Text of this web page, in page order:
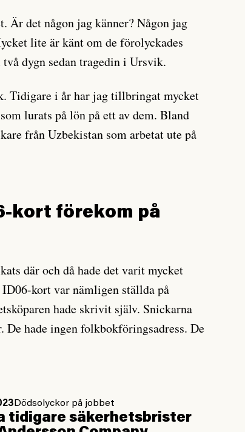
Är det någon jag känner? Någon jag
lite är känt om de förolyckades
dygn sedan tragedin i Ursvik.
Tidigare i år har jag tillbringat mycket
lurats på lön på ett av dem. Bland
från Uzbekistan som arbetat ute på
kort förekom på
där och då hade det varit mycket
kort var nämligen ställda på
hade skrivit själv. Snickarna
De hade ingen folkbokföringsadress. De
Dödsolyckor på jobbet
tidigare säkerhetsbrister